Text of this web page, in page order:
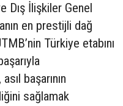
Dış İlişkiler Genel
en prestijli dağ
Türkiye etabını
başarının
sağlamak